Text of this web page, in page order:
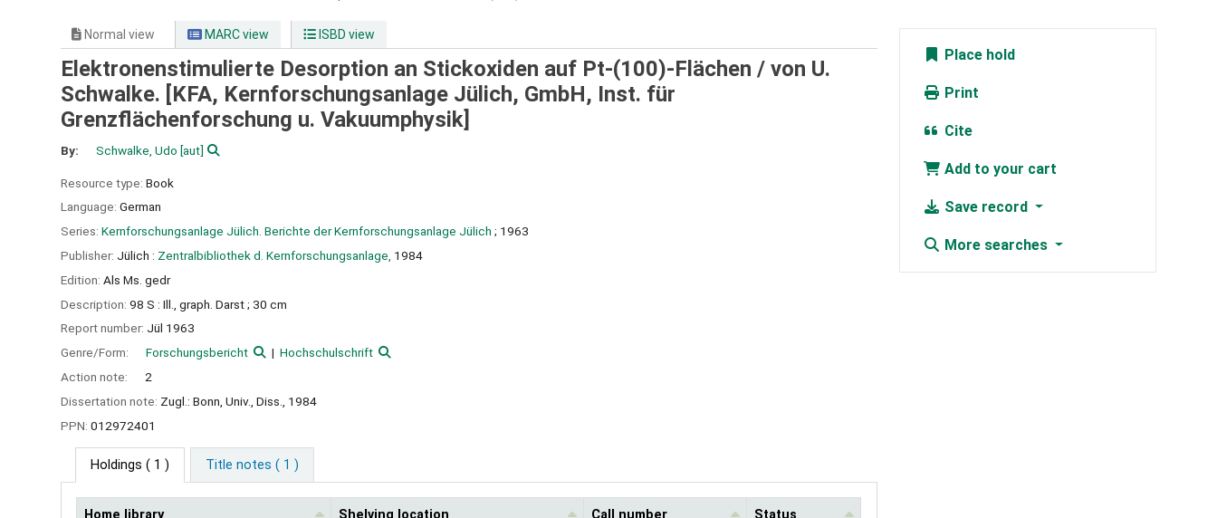
Normal view MARC view ISBD view
Elektronenstimulierte Desorption an Stickoxiden auf Pt-(100)-Flächen / von U.
Schwalke. [KFA, Kernforschungsanlage Jülich, GmbH, Inst. für
Grenzflächenforschung u. Vakuumphysik]
By: Schwalke, Udo [aut]
Resource type: Book
Language: German
Series: Kernforschungsanlage Jülich. Berichte der Kernforschungsanlage Jülich ; 1963
Publisher: Jülich : Zentralbibliothek d. Kernforschungsanlage, 1984
Edition: Als Ms. gedr
Description: 98 S : Ill., graph. Darst ; 30 cm
Report number: Jül 1963
Genre/Form:
Forschungsbericht
Hochschulschrift
Action note:
2
Dissertation note: Zugl.: Bonn, Univ., Diss., 1984
PPN: 012972401
Holdings ( 1 ) Title notes ( 1 )
Place hold
Print
Cite
Add to your cart
Save record
More searches